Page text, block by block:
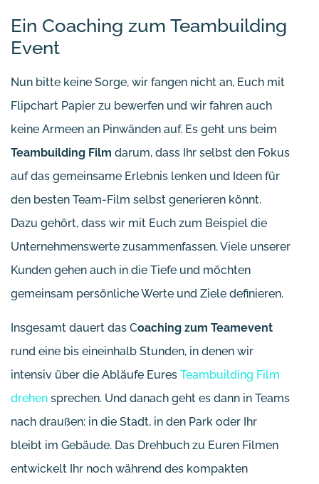
Ein Coaching zum Teambuilding
Event
Nun bitte keine Sorge, wir fangen nicht an, Euch mit
Flipchart Papier zu bewerfen und wir fahren auch
keine Armeen an Pinwänden auf. Es geht uns beim
Teambuilding Film darum, dass Ihr selbst den Fokus
auf das gemeinsame Erlebnis lenken und Ideen für
den besten Team-Film selbst generieren könnt.
Dazu gehört, dass wir mit Euch zum Beispiel die
Unternehmenswerte zusammenfassen. Viele unserer
Kunden gehen auch in die Tiefe und möchten
gemeinsam persönliche Werte und Ziele definieren.
Insgesamt dauert das Coaching zum Teamevent
rund eine bis eineinhalb Stunden, in denen wir
intensiv über die Abläufe Eures Teambuilding Film
drehen sprechen. Und danach geht es dann in Teams
nach draußen: in die Stadt, in den Park oder Ihr
bleibt im Gebäude. Das Drehbuch zu Euren Filmen
entwickelt Ihr noch während des kompakten